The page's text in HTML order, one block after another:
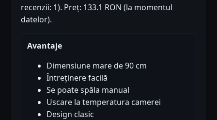
recenzii: 1). Preț: 133.1 RON (la momentul
datelor).
Avantaje
Dimensiune mare de 90 cm
Întreținere facilă
Se poate spăla manual
Uscare la temperatura camerei
Design clasic